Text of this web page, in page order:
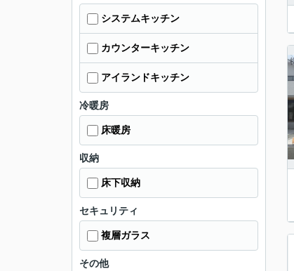
システムキッチン
カウンターキッチン
アイランドキッチン
冷暖房
床暖房
収納
床下収納
セキュリティ
複層ガラス
その他